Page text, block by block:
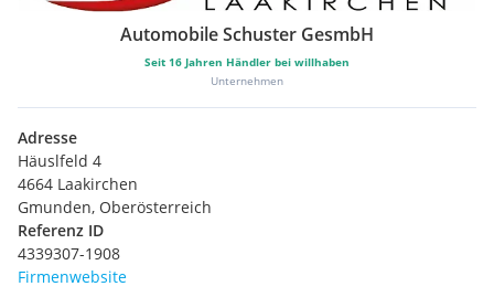
Automobile Schuster GesmbH
Seit 16 Jahren Händler bei willhaben
Unternehmen
Adresse
Häuslfeld 4
4664 Laakirchen
Gmunden, Oberösterreich
Referenz ID
4339307-1908
Firmenwebsite